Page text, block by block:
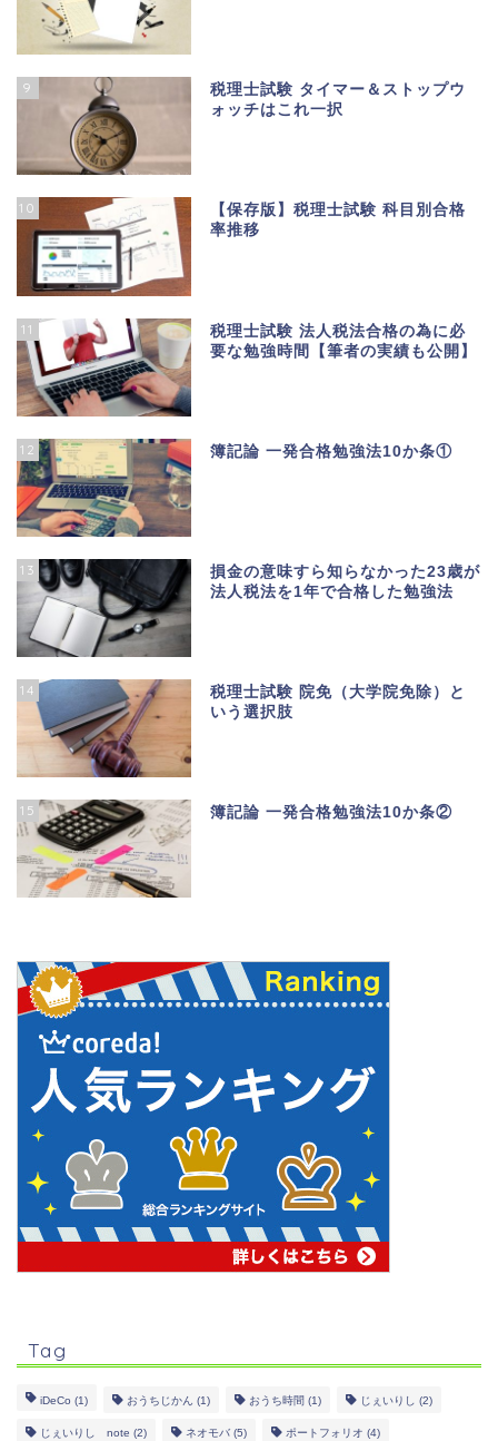
9
税理士試験 タイマー＆ストップウ
ォッチはこれ一択
10
【保存版】税理士試験 科目別合格
率推移
11
税理士試験 法人税法合格の為に必
要な勉強時間【筆者の実績も公開】
12 簿記論 一発合格勉強法10か条①
13
損金の意味すら知らなかった23歳が
法人税法を1年で合格した勉強法
14
税理士試験 院免（大学院免除）と
いう選択肢
15 簿記論 一発合格勉強法10か条②
Tag
iDeCo (1) おうちじかん (1) おうち時間 (1) じぇいりし (2)
じぇいりし note (2) ネオモバ (5) ポートフォリオ (4)